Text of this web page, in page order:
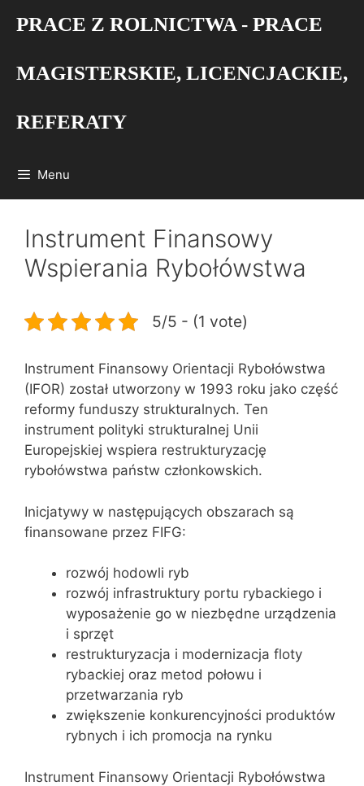
PRACE Z ROLNICTWA - PRACE
MAGISTERSKIE, LICENCJACKIE,
REFERATY
Menu
Instrument Finansowy
Wspierania Rybołówstwa
5/5 - (1 vote)
Instrument Finansowy Orientacji Rybołówstwa
(IFOR) został utworzony w 1993 roku jako część
reformy funduszy strukturalnych. Ten
instrument polityki strukturalnej Unii
Europejskiej wspiera restrukturyzację
rybołówstwa państw członkowskich.
Inicjatywy w następujących obszarach są
finansowane przez FIFG:
rozwój hodowli ryb
rozwój infrastruktury portu rybackiego i
wyposażenie go w niezbędne urządzenia
i sprzęt
restrukturyzacja i modernizacja floty
rybackiej oraz metod połowu i
przetwarzania ryb
zwiększenie konkurencyjności produktów
rybnych i ich promocja na rynku
Instrument Finansowy Orientacji Rybołówstwa